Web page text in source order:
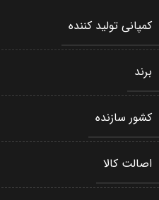
کمپانی تولید کننده
برند
کشور سازنده
اصالت کالا